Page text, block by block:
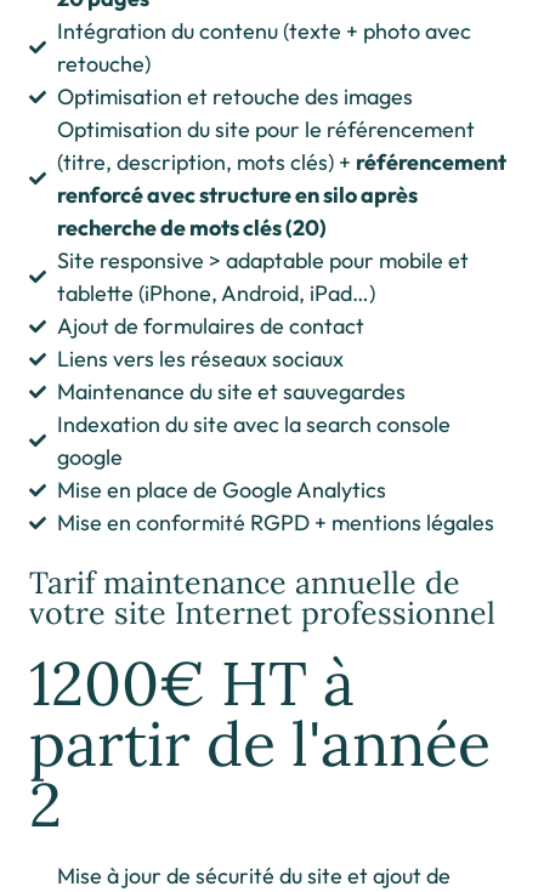
Intégration du contenu (texte + photo avec
retouche)
Optimisation et retouche des images
Optimisation du site pour le référencement
(titre, description, mots clés) + référencement
renforcé avec structure en silo après
recherche de mots clés (20)
Site responsive > adaptable pour mobile et
tablette (iPhone, Android, iPad…)
Ajout de formulaires de contact
Liens vers les réseaux sociaux
Maintenance du site et sauvegardes
Indexation du site avec la search console
google
Mise en place de Google Analytics
Mise en conformité RGPD + mentions légales
Tarif maintenance annuelle de
votre site Internet professionnel
1200€ HT à
partir de l'année
2
Mise à jour de sécurité du site et ajout de